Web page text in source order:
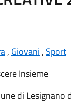
, Giovani , Sport
Insieme
di Lesignano